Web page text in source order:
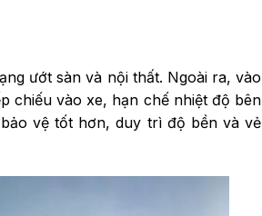
ướt sàn và nội thất. Ngoài ra, vào
chiếu vào xe, hạn chế nhiệt độ bên
vệ tốt hơn, duy trì độ bền và vẻ